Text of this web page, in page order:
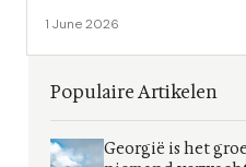
1 June 2026
Populaire Artikelen
Georgië is het